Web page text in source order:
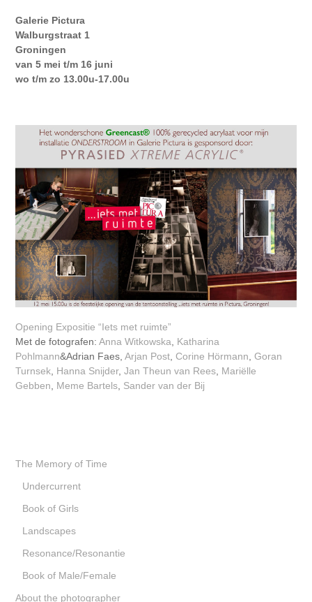
Galerie Pictura
Walburgstraat 1
Groningen
van 5 mei t/m 16 juni
wo t/m zo 13.00u-17.00u
Opening Expositie “Iets met ruimte”
Met de fotografen:Anna Witkowska
Katharina
Pohlmann&Adrian Faes,Arjan Post ,Corine Hörmann ,Goran
Turnsek Hanna Snijder,Jan Theun van Rees Mariëlle
Gebben
Meme Bartels Sander van der Bij
The Memory of Time
Undercurrent
Book of Girls
Landscapes
Resonance/Resonantie
Book of Male/Female
About the photographer